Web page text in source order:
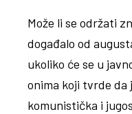
Može li se održati
događalo od
ukoliko će se u
onima koji tvrde da
komunistička i